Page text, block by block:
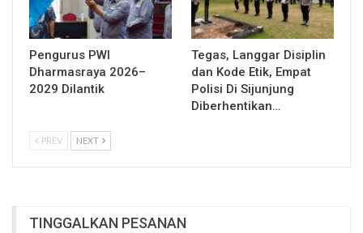
Pengurus PWI
Dharmasraya 2026–
2029 Dilantik
Tegas, Langgar Disiplin
dan Kode Etik, Empat
Polisi Di Sijunjung
Diberhentikan…
PREV NEXT
TINGGALKAN PESANAN